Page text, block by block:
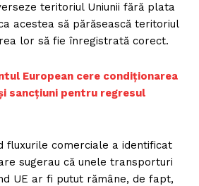
teritoriul Uniunii fără plata
acestea să părăsească teritoriul
lor să fie înregistrată corect.
European cere condiționarea
sancțiuni pentru regresul
fluxurile comerciale a identificat
sugerau că unele transporturi
UE ar fi putut rămâne, de fapt,